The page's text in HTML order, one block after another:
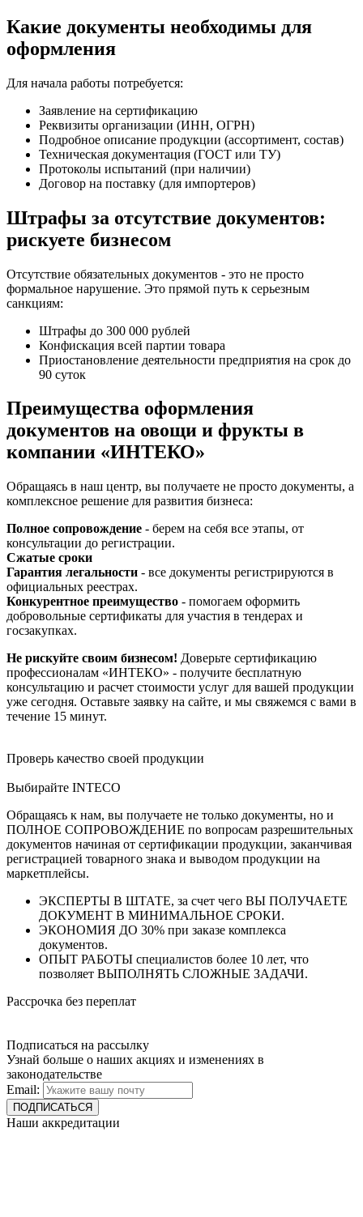
Какие документы необходимы для
оформления
Для начала работы потребуется:
Заявление на сертификацию
Реквизиты организации (ИНН, ОГРН)
Подробное описание продукции (ассортимент, состав)
Техническая документация (ГОСТ или ТУ)
Протоколы испытаний (при наличии)
Договор на поставку (для импортеров)
Штрафы за отсутствие документов:
рискуете бизнесом
Отсутствие обязательных документов - это не просто
формальное нарушение. Это прямой путь к серьезным
санкциям:
Штрафы до 300 000 рублей
Конфискация всей партии товара
Приостановление деятельности предприятия на срок до
90 суток
Преимущества оформления
документов на овощи и фрукты в
компании «ИНТЕКО»
Обращаясь в наш центр, вы получаете не просто документы, а
комплексное решение для развития бизнеса:
Полное сопровождение - берем на себя все этапы, от
консультации до регистрации.
Сжатые сроки
Гарантия легальности - все документы регистрируются в
официальных реестрах.
Конкурентное преимущество - помогаем оформить
добровольные сертификаты для участия в тендерах и
госзакупках.
Не рискуйте своим бизнесом! Доверьте сертификацию
профессионалам «ИНТЕКО» - получите бесплатную
консультацию и расчет стоимости услуг для вашей продукции
уже сегодня. Оставьте заявку на сайте, и мы свяжемся с вами в
течение 15 минут.
Проверь качество своей продукции
Выбирайте INTECO
Обращаясь к нам, вы получаете не только документы, но и
ПОЛНОЕ СОПРОВОЖДЕНИЕ по вопросам разрешительных
документов начиная от сертификации продукции, заканчивая
регистрацией товарного знака и выводом продукции на
маркетплейсы.
ЭКСПЕРТЫ В ШТАТЕ, за счет чего ВЫ ПОЛУЧАЕТЕ
ДОКУМЕНТ В МИНИМАЛЬНОЕ СРОКИ.
ЭКОНОМИЯ ДО 30% при заказе комплекса
документов.
ОПЫТ РАБОТЫ специалистов более 10 лет, что
позволяет ВЫПОЛНЯТЬ СЛОЖНЫЕ ЗАДАЧИ.
Рассрочка без переплат
Подписаться на рассылку
Узнай больше о наших акциях и изменениях в
законодательстве
Email:
Наши аккредитации